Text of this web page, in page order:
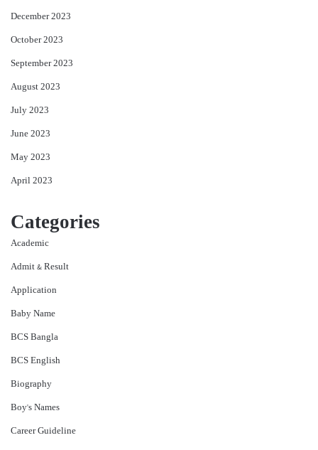
December 2023
October 2023
September 2023
August 2023
July 2023
June 2023
May 2023
April 2023
Categories
Academic
Admit & Result
Application
Baby Name
BCS Bangla
BCS English
Biography
Boy's Names
Career Guideline